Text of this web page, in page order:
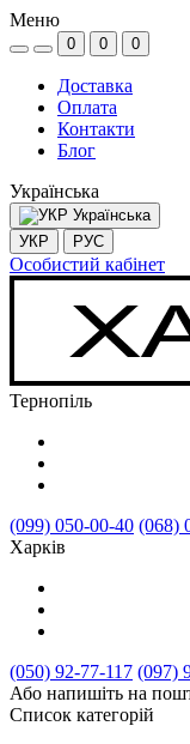
Меню
0 0 0
Доставка
Оплата
Контакти
Блог
Українська
Українська
УКР
РУС
Особистий кабінет
Тернопіль
(099) 050-00-40 (068)
Харків
(050) 92-77-117 (097)
Або напишіть на
Список категорій